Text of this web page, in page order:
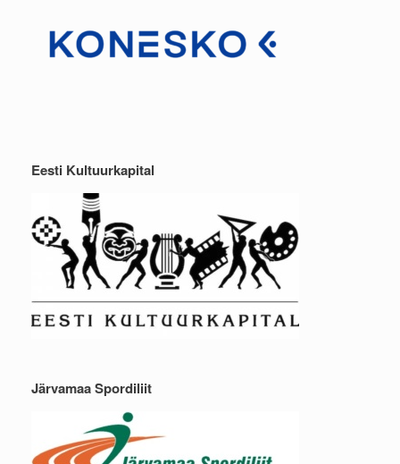
Eesti Kultuurkapital
Järvamaa Spordiliit